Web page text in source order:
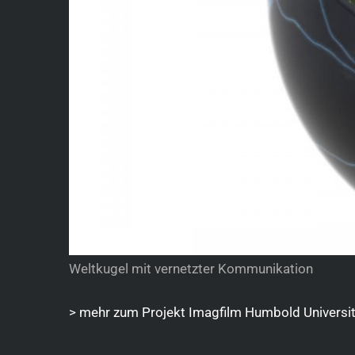
Weltkugel mit vernetzter Kommunikation
> mehr zum Projekt Imagfilm Humbold